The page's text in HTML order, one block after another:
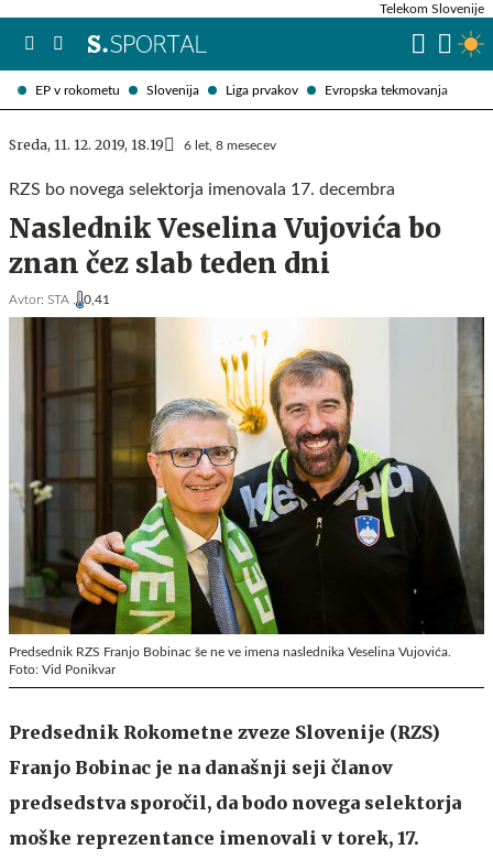
EP v rokometu Slovenija Liga prvakov Evropska tekmovanja
Telekom Slovenije
Sreda, 11. 12. 2019, 18.19 6 let, 8 mesecev
RZS bo novega selektorja imenovala 17. decembra
Naslednik Veselina Vujovića bo
znan čez slab teden dni
Avtor: STA , 0,41
Predsednik RZS Franjo Bobinac še ne ve imena naslednika Veselina Vujovića.
Foto: Vid Ponikvar
Predsednik Rokometne zveze Slovenije (RZS)
Franjo Bobinac je na današnji seji članov
predsedstva sporočil, da bodo novega selektorja
moške reprezentance imenovali v torek, 17.